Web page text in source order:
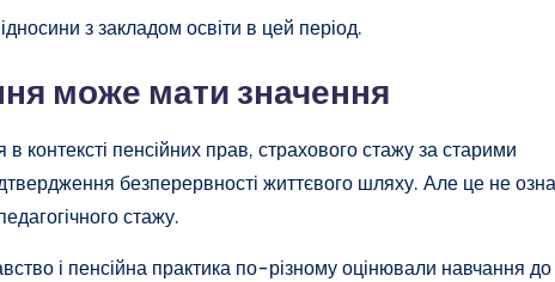
з закладом освіти в цей період.
може мати значення
в контексті пенсійних прав, страхового стажу за старими
безперервності життєвого шляху. Але це не
стажу.
і пенсійна практика по-різному оцінювали навчання